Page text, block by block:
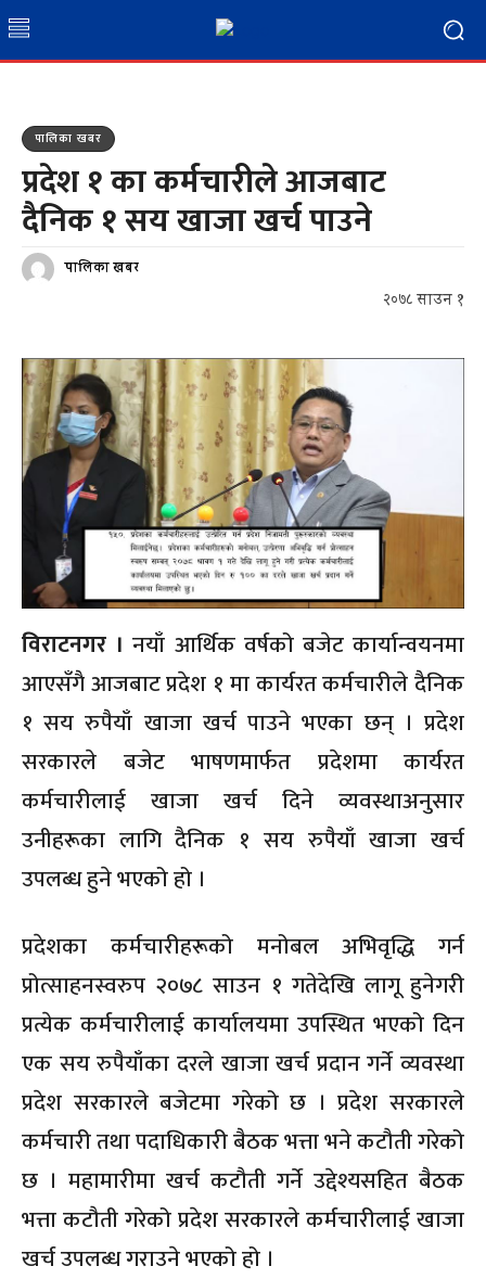
पालिका खबर
प्रदेश १ का कर्मचारीले आजबाट
दैनिक १ सय खाजा खर्च पाउने
पालिका खबर
२०७८ साउन १
विराटनगर । नयाँ आर्थिक वर्षको बजेट कार्यान्वयनमा
आएसँगै आजबाट प्रदेश १ मा कार्यरत कर्मचारीले दैनिक
१ सय रुपैयाँ खाजा खर्च पाउने भएका छन् । प्रदेश
सरकारले बजेट भाषणमार्फत प्रदेशमा कार्यरत
कर्मचारीलाई खाजा खर्च दिने व्यवस्थाअनुसार
उनीहरूका लागि दैनिक १ सय रुपैयाँ खाजा खर्च
उपलब्ध हुने भएको हो ।
प्रदेशका कर्मचारीहरूको मनोबल अभिवृद्धि गर्न
प्रोत्साहनस्वरुप २०७८ साउन १ गतेदेखि लागू हुनेगरी
प्रत्येक कर्मचारीलाई कार्यालयमा उपस्थित भएको दिन
एक सय रुपैयाँका दरले खाजा खर्च प्रदान गर्ने व्यवस्था
प्रदेश सरकारले बजेटमा गरेको छ । प्रदेश सरकारले
कर्मचारी तथा पदाधिकारी बैठक भत्ता भने कटौती गरेको
छ । महामारीमा खर्च कटौती गर्ने उद्देश्यसहित बैठक
भत्ता कटौती गरेको प्रदेश सरकारले कर्मचारीलाई खाजा
खर्च उपलब्ध गराउने भएको हो ।